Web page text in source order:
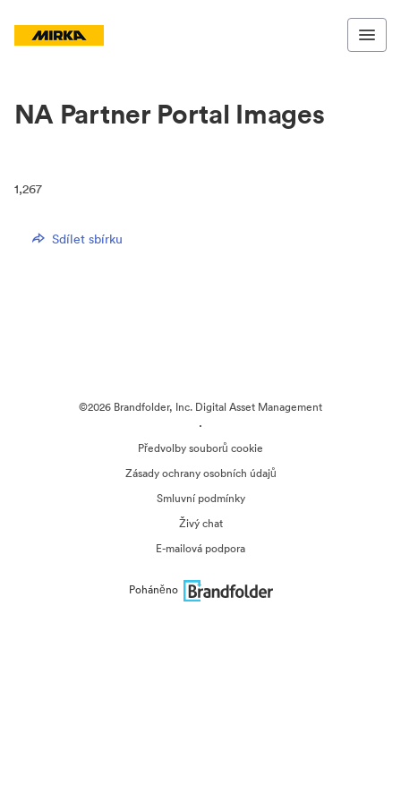
NA Partner Portal Images
1,267
Sdílet sbírku
©2026 Brandfolder, Inc. Digital Asset Management
·
Předvolby souborů cookie
Zásady ochrany osobních údajů
Smluvní podmínky
Živý chat
E-mailová podpora
Poháněno